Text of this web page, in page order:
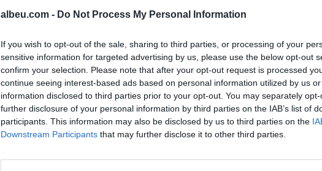
albeu.com - Do Not Process My Personal Information
If you wish to opt-out of the sale, sharing to third parties, or processing of your
sensitive information for targeted advertising by us, please use the below opt-out
confirm your selection. Please note that after your opt-out request is processed
continue seeing interest-based ads based on personal information utilized by us
information disclosed to third parties prior to your opt-out. You may separately
further disclosure of your personal information by third parties on the IAB’s list of
participants. This information may also be disclosed by us to third parties on the
Downstream Participants that may further disclose it to other third parties.